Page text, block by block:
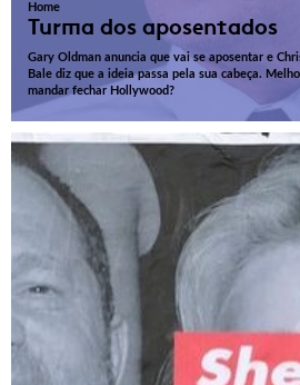
Home
Turma dos aposentados
Gary Oldman anuncia que vai se aposentar e
Bale diz que a ideia passa pela sua cabeça.
mandar fechar Hollywood?